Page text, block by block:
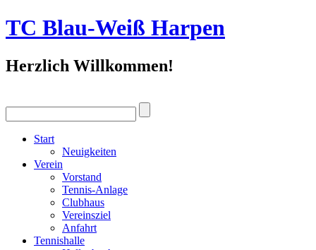
TC Blau-Weiß Harpen
Herzlich Willkommen!
Start
Neuigkeiten
Verein
Vorstand
Tennis-Anlage
Clubhaus
Vereinsziel
Anfahrt
Tennishalle